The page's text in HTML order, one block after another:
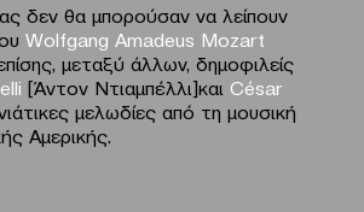
δεν θα μπορούσαν να λείπουν
Wolfgang Amadeus Mozart
μεταξύ άλλων, δημοφιλείς
[Άντον Ντιαμπέλλι]και César
μελωδίες από τη μουσική
Αμερικής.